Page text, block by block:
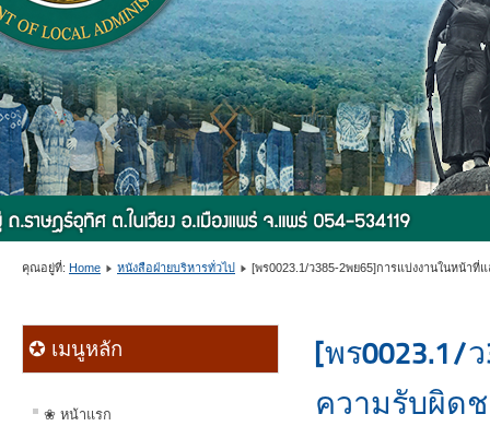
คุณอยู่ที่: Home หนังสือฝ่ายบริหารทั่วไป [พร0023.1/ว385-2พย65]การแบ่งงานในหน้า
✪ เมนูหลัก
❀ หน้าแรก
[พร0023.1/
ความรับผิด